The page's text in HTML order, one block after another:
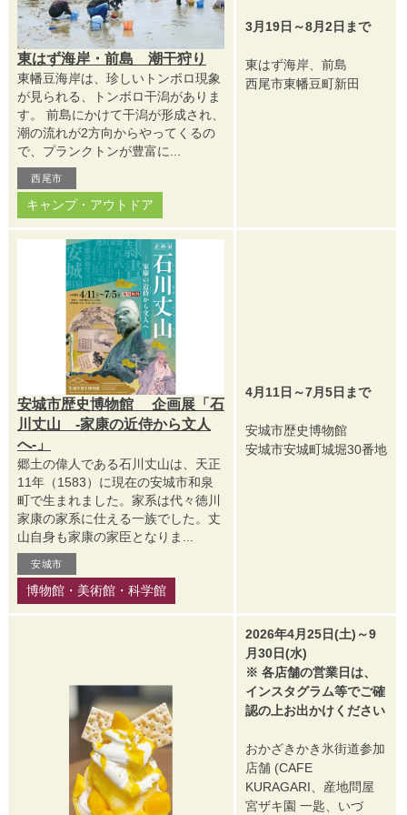
東はず海岸・前島 潮干狩り
東幡豆海岸は、珍しいトンボロ現象
が見られる、トンボロ干潟がありま
す。 前島にかけて干潟が形成され、
潮の流れが2方向からやってくるの
で、プランクトンが豊富に...
西尾市
キャンプ・アウトドア
3月19日～8月2日まで
東はず海岸、前島
西尾市東幡豆町新田
安城市歴史博物館 企画展「石
川丈山 -家康の近侍から文人
へ-」
郷土の偉人である石川丈山は、天正
11年（1583）に現在の安城市和泉
町で生まれました。家系は代々徳川
家康の家系に仕える一族でした。丈
山自身も家康の家臣となりま...
安城市
博物館・美術館・科学館
4月11日～7月5日まで
安城市歴史博物館
安城市安城町城堀30番地
2026年4月25日(土)～9
月30日(水)
※ 各店舗の営業日は、
インスタグラム等でご確
認の上お出かけください
おかざきかき氷街道参加
店舗 (CAFE
KURAGARI、産地問屋
宮ザキ園 一匙、いづ